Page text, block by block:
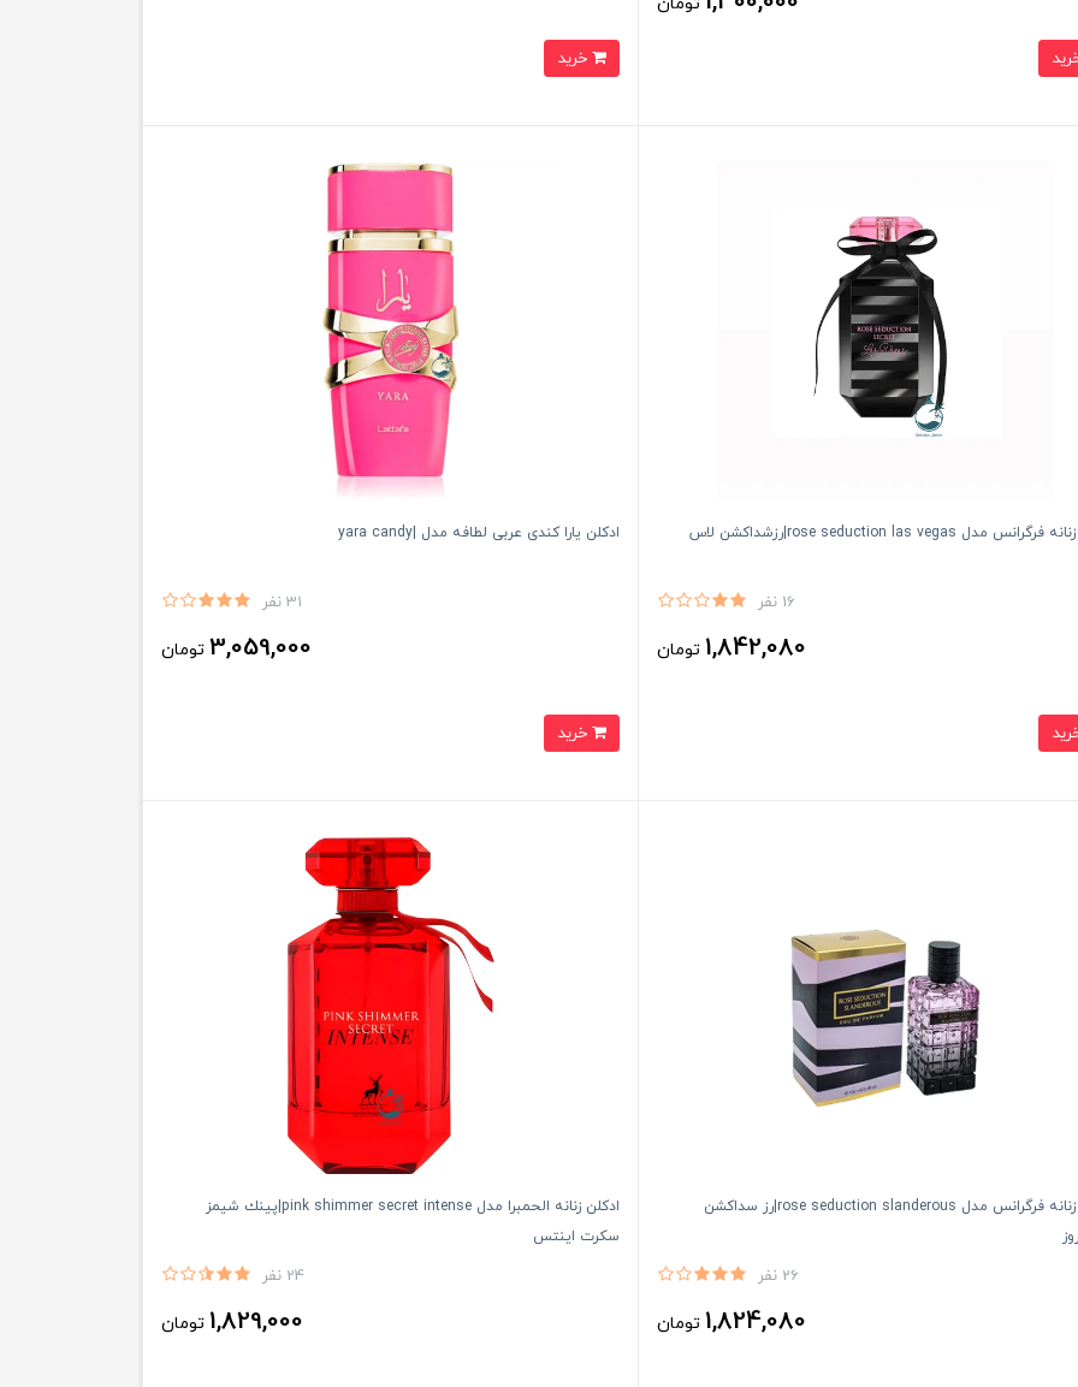
خرید
ادكلن زنانه فرگرانس مدل rose seduction las vegas|رزشداكشن لاس
16 نفر
1,842,080 تومان
ادكلن يارا كندى عربى لطافه مدل |yara candy
31 نفر
3,059,000 تومان
خرید
ادكلن زنانه فرگرانس مدل rose seduction slanderous|رز سداكشن
26 نفر
1,824,080 تومان
ادكلن زنانه الحمبرا مدل pink shimmer secret intense|پينك شيمز
سكرت اينتس
24 نفر
1,829,000 تومان